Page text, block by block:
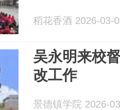
稻花香酒 2026-03-
吴永明来校
改工作
景德镇学院 2026-